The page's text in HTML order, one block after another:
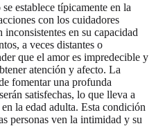
establece típicamente en la
con los cuidadores
en su capacidad
a veces distantes o
que el amor es impredecible y
atención y afecto. La
fomentar una profunda
satisfechas, lo que lleva a
en la edad adulta. Esta condición
personas ven la intimidad y su